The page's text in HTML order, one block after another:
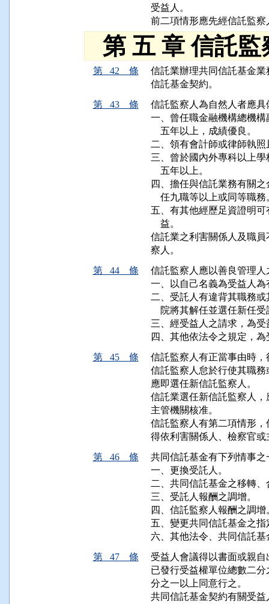
受益人。
前二項情形應先經信託監
第 五 章 信託監
第 42 條
信託業辦理共同信託基金
信託基金契約。
第 43 條
信託監察人為自然人者應
一、曾任職金融機構總機
    五年以上，成績優良。
二、領有會計師或律師執
三、曾於國內外專科以上
    五年以上。
四、擔任與信託業務有關
任九職等以上或同等職務
五、有其他經歷足資證明
    益。
信託業之利害關係人及職
察人。
第 44 條
信託監察人應以善良管理
一、以自己名義為受益人
二、受託人有違背其職務
院將其解任並選任新任
三、經受益人之請求，為
四、其他依法令之規定，
第 45 條
信託監察人有正當事由時
信託監察人怠於行使其職
應即選任新信託監察人。
信託業選任新信託監察人
主管機關核准。
信託監察人有第二項情形
得依利害關係人、檢察官
第 46 條
共同信託基金有下列情事
一、更換受託人。
二、共同信託基金之移轉
三、受託人報酬之調增。
四、信託監察人報酬之調增
五、變更共同信託基金之
六、其他法令、共同信託
第 47 條
受益人會議得以書面或親
已發行受益權單位總數二
分之一以上同意行之。
共同信託基金契約有關受